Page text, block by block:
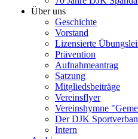
Über uns
Geschichte
Vorstand
Lizensierte
Prävention
Aufnahmeantrag
Satzung
Mitgliedsbeiträge
Vereinsflyer
Vereinshymne
Der DJK
Intern